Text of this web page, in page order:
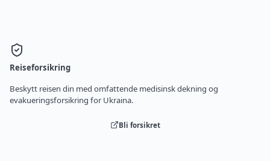
Reiseforsikring
Beskytt reisen din med omfattende medisinsk dekning og
evakueringsforsikring for Ukraina.
Bli forsikret